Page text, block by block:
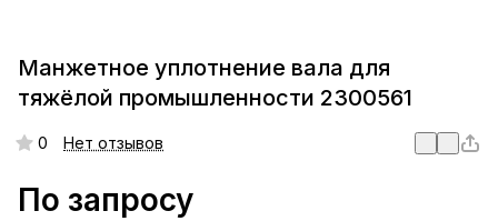
Манжетное уплотнение вала для
тяжёлой промышленности 2300561
0 Нет отзывов
По запросу